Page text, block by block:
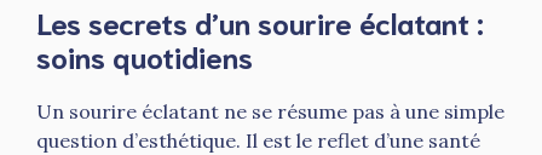
Les secrets d’un sourire éclatant :
soins quotidiens
Un sourire éclatant ne se résume pas à une simple
question d’esthétique. Il est le reflet d’une santé